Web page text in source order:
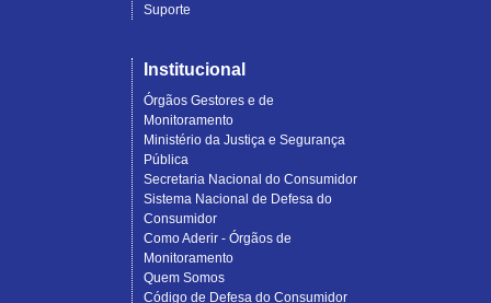
Suporte
Institucional
Órgãos Gestores e de
Monitoramento
Ministério da Justiça e Segurança
Pública
Secretaria Nacional do Consumidor
Sistema Nacional de Defesa do
Consumidor
Como Aderir - Órgãos de
Monitoramento
Quem Somos
Código de Defesa do Consumidor